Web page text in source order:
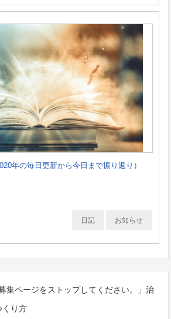
年の毎日更新から今日まで振り返り）
お知らせ
日記
募集ページをストップしてください。」治
くり方